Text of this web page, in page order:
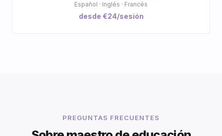
Español · Inglés · Francés
desde €24/sesión
PREGUNTAS FRECUENTES